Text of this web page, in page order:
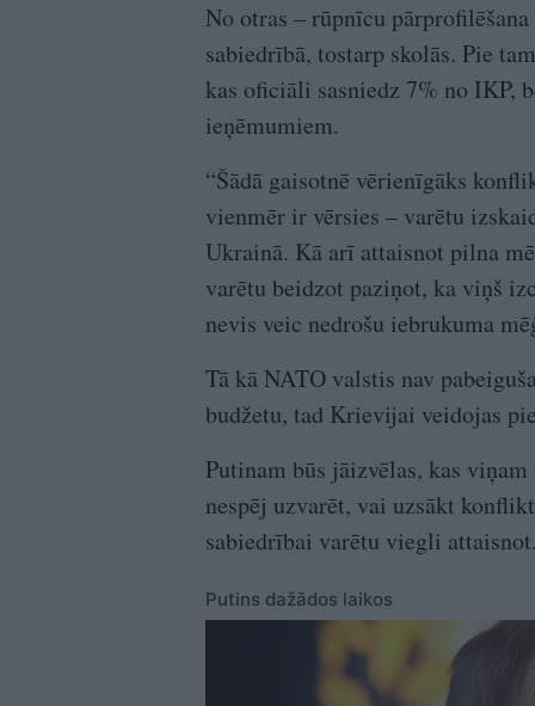
No otras – rūpnīcu
sabiedrībā, tostarp skolās. Pie
kas oficiāli sasniedz 7% no IKP,
ieņēmumiem.
“Šādā gaisotnē vērienīgāks
vienmēr ir vērsies – varētu
Ukrainā. Kā arī attaisnot pilna
varētu beidzot paziņot, ka viņš
nevis veic nedrošu iebrukuma
Tā kā NATO valstis nav
budžetu, tad Krievijai veidojas
Putinam būs jāizvēlas, kas
nespēj uzvarēt, vai uzsākt
sabiedrībai varētu viegli attaisnot.
Putins dažādos laikos